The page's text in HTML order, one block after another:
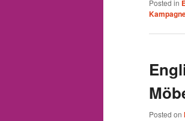
Posted in
Posted on